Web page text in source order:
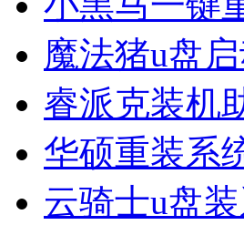
魔法猪u盘
睿派克装机
华硕重装系
云骑士u盘